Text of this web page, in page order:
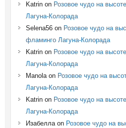
Katrinon Розовое чудо на
Лагуна-Колорада
Selena56on Розовое чудо на
фламинго Лагуна-Колорада
Katrinon Розовое чудо на
Лагуна-Колорада
Manolaon Розовое чудо на
Лагуна-Колорада
Katrinon Розовое чудо на
Лагуна-Колорада
Изабеллаon Розовое чудо на